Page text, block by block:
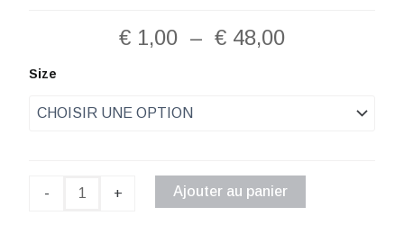
€ 1,00 – € 48,00Plage
à
€ 48,00
Size
-
quantité
Chogan
+ Ajouter au panier